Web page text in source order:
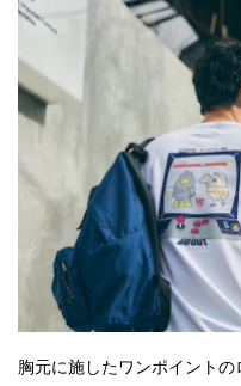
胸元に施したワンポイント